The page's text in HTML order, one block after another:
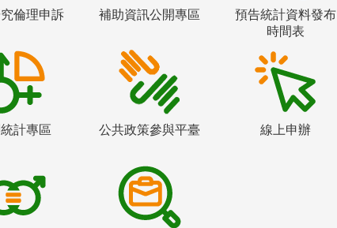
倫理申訴 補助資訊公開專區
預告統計資料發布
時間表
計專區 公共政策參與平臺 線上申辦